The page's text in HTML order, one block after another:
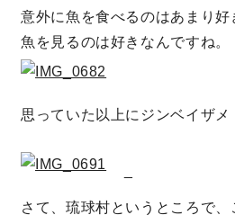
nattoku住宅 10のこだわり
意外に魚を食べるのはあまり好
魚を見るのは好きなんですね。
思っていた以上にジンベイザ
さて、琉球村というところで、